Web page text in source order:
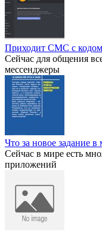
Приходит СМС с кодом
Сейчас для общения
мессенджеры
Что за новое задание
Сейчас в мире есть
приложений